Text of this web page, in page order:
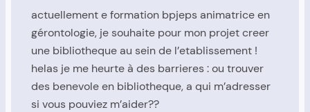
actuellement e formation bpjeps animatrice en
gérontologie, je souhaite pour mon projet creer
une bibliotheque au sein de l’etablissement !
helas je me heurte à des barrieres : ou trouver
des benevole en bibliotheque, a qui m’adresser
si vous pouviez m’aider??